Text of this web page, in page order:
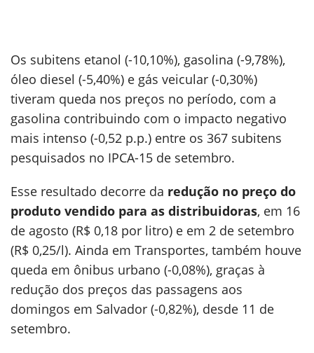
Os subitens etanol (-10,10%), gasolina (-9,78%),
óleo diesel (-5,40%) e gás veicular (-0,30%)
tiveram queda nos preços no período, com a
gasolina contribuindo com o impacto negativo
mais intenso (-0,52 p.p.) entre os 367 subitens
pesquisados no IPCA-15 de setembro.
Esse resultado decorre da redução no preço do
produto vendido para as distribuidoras, em 16
de agosto (R$ 0,18 por litro) e em 2 de setembro
(R$ 0,25/l). Ainda em Transportes, também houve
queda em ônibus urbano (-0,08%), graças à
redução dos preços das passagens aos
domingos em Salvador (-0,82%), desde 11 de
setembro.